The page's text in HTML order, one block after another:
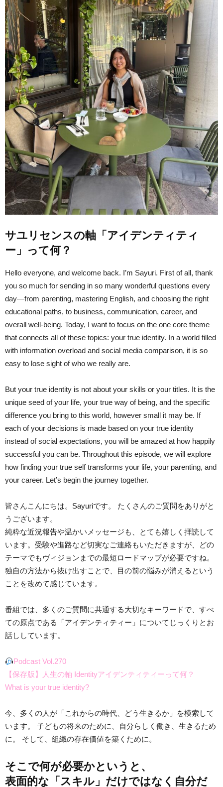
サユリセンスの軸「アイデンティティ
ー」って何？
Hello everyone, and welcome back. I’m Sayuri. First of all, thank
you so much for sending in so many wonderful questions every
day—from parenting, mastering English, and choosing the right
educational paths, to business, communication, career, and
overall well-being. Today, I want to focus on the one core theme
that connects all of these topics: your true identity. In a world filled
with information overload and social media comparison, it is so
easy to lose sight of who we really are.
But your true identity is not about your skills or your titles. It is the
unique seed of your life, your true way of being, and the specific
difference you bring to this world, however small it may be. If
each of your decisions is made based on your true identity
instead of social expectations, you will be amazed at how happily
successful you can be. Throughout this episode, we will explore
how finding your true self transforms your life, your parenting, and
your career. Let’s begin the journey together.
皆さんこんにちは。Sayuriです。 たくさんのご質問をありがと
うございます。
純粋な近況報告や温かいメッセージも、とても嬉しく拝読して
います。受験や進路など切実なご連絡もいただきますが、どの
テーマでもヴィジョンまでの最短ロードマップが必要ですね。
独自の方法から抜け出すことで、目の前の悩みが消えるという
ことを改めて感じています。
番組では、多くのご質問に共通する大切なキーワードで、すべ
ての原点である「アイデンティティー」についてじっくりとお
話ししています。
Podcast Vol.270
【保存版】人生の軸 Identityアイデンティティーって何？
What is your true identity?
今、多くの人が「これからの時代、どう生きるか」を模索して
います。 子どもの将来のために、自分らしく働き、生きるため
に。 そして、組織の存在価値を築くために。
そこで何が必要かというと、
表面的な「スキル」だけではなく 自分だ